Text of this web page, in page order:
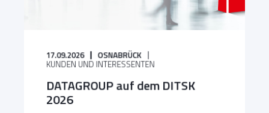
17.09.2026 OSNABRÜCK
KUNDEN UND INTERESSENTEN
DATAGROUP auf dem DITSK
2026